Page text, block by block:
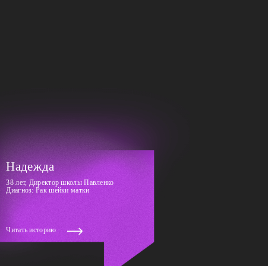
Надежда
38 лет, Директор школы Павленко
Диагноз: Рак шейки матки
Читать историю